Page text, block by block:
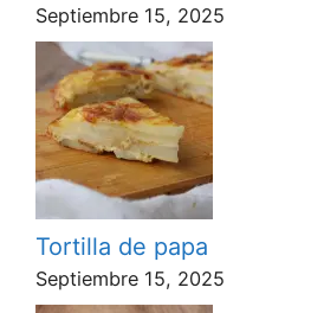
Septiembre 15, 2025
Tortilla de papa
Septiembre 15, 2025